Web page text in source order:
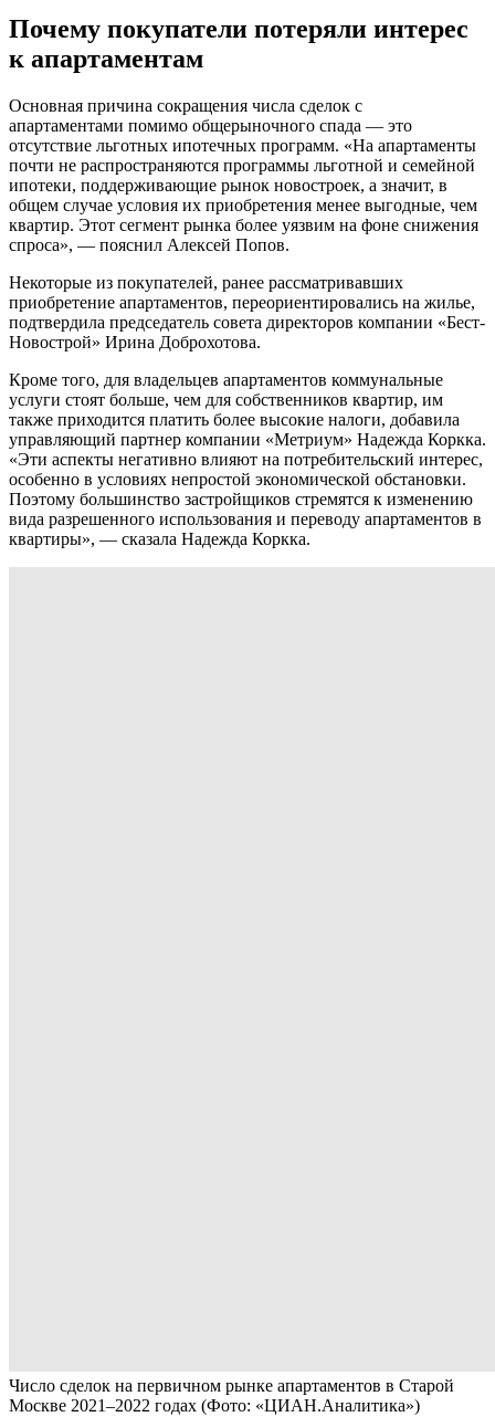
Почему покупатели потеряли интерес
к апартаментам
Основная причина сокращения числа сделок с
апартаментами помимо общерыночного спада — это
отсутствие льготных ипотечных программ. «На апартаменты
почти не распространяются программы льготной и семейной
ипотеки, поддерживающие рынок новостроек, а значит, в
общем случае условия их приобретения менее выгодные, чем
квартир. Этот сегмент рынка более уязвим на фоне снижения
спроса», — пояснил Алексей Попов.
Некоторые из покупателей, ранее рассматривавших
приобретение апартаментов, переориентировались на жилье,
подтвердила председатель совета директоров компании «Бест-
Новострой» Ирина Доброхотова.
Кроме того, для владельцев апартаментов коммунальные
услуги стоят больше, чем для собственников квартир, им
также приходится платить более высокие налоги, добавила
управляющий партнер компании «Метриум» Надежда Коркка.
«Эти аспекты негативно влияют на потребительский интерес,
особенно в условиях непростой экономической обстановки.
Поэтому большинство застройщиков стремятся к изменению
вида разрешенного использования и переводу апартаментов в
квартиры», — сказала Надежда Коркка.
Число сделок на первичном рынке апартаментов в Старой
Москве 2021–2022 годах (Фото: «ЦИАН.Аналитика»)